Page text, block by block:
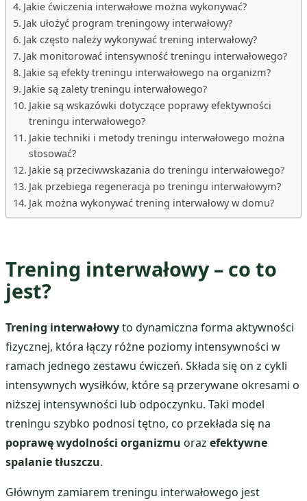
Jakie ćwiczenia interwałowe można wykonywać?
Jak ułożyć program treningowy interwałowy?
Jak często należy wykonywać trening interwałowy?
Jak monitorować intensywność treningu interwałowego?
Jakie są efekty treningu interwałowego na organizm?
Jakie są zalety treningu interwałowego?
Jakie są wskazówki dotyczące poprawy efektywności
treningu interwałowego?
Jakie techniki i metody treningu interwałowego można
stosować?
Jakie są przeciwwskazania do treningu interwałowego?
Jak przebiega regeneracja po treningu interwałowym?
Jak można wykonywać trening interwałowy w domu?
Trening interwałowy – co to
jest?
Trening interwałowyto dynamiczna forma aktywności
fizycznej, która łączy różne poziomy intensywności w
ramach jednego zestawu ćwiczeń. Składa się on z cykli
intensywnych wysiłków, które są przerywane okresami o
niższej intensywności lub odpoczynku. Taki model
treningu szybko podnosi tętno, co przekłada się na
poprawę wydolności organizmu oraz efektywne
spalanie tłuszczu.
Głównym zamiarem treningu interwałowego jest